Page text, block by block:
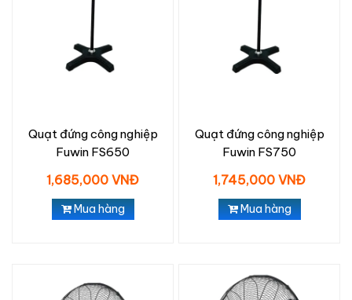
Quạt đứng công nghiệp
Fuwin FS650
1,685,000 VNĐ
Mua hàng
Quạt đứng công nghiệp
Fuwin FS750
1,745,000 VNĐ
Mua hàng